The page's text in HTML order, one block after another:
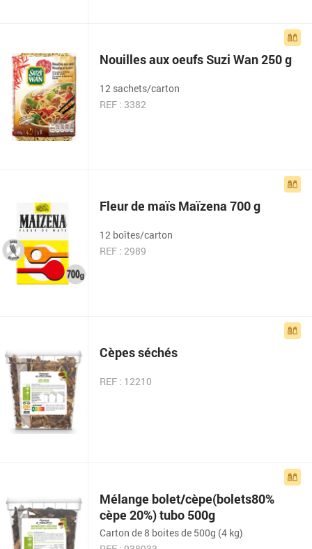
Nouilles aux oeufs Suzi Wan 250 g
12 sachets/carton
REF : 3382
Fleur de maïs Maïzena 700 g
12 boîtes/carton
REF : 2989
Cèpes séchés
REF : 12210
Mélange bolet/cèpe(bolets80%
cèpe 20%) tubo 500g
Carton de 8 boites de 500g (4 kg)